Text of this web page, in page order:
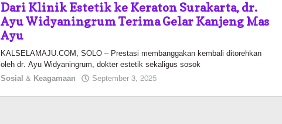
Dari Klinik Estetik ke Keraton Surakarta, dr.
Ayu Widyaningrum Terima Gelar Kanjeng Mas
Ayu
KALSELAMAJU.COM, SOLO – Prestasi membanggakan kembali ditorehkan
oleh dr. Ayu Widyaningrum, dokter estetik sekaligus sosok
Sosial & Keagamaan
September 3, 2025